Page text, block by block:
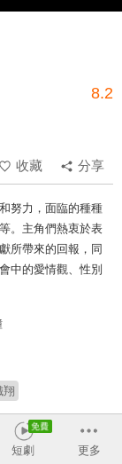
8.2
收藏
分享
努力，面臨的種種
。主角們熱衷於表
所帶來的回報，同
中的愛情觀、性別
翔
短劇 更多